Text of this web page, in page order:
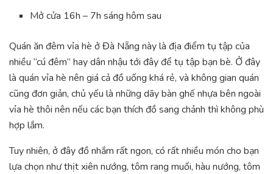
Mở cửa 16h – 7h sáng hôm sau
Quán ăn đêm vỉa hè ở Đà Nẵng này là địa điểm tụ tập của
nhiều “cú đêm” hay dân nhậu tới đây để tụ tập bạn bè. Ở đây
là quán vỉa hè nên giá cả đồ uống khá rẻ, và không gian quán
cũng đơn giản, chủ yếu là những dãy bàn ghế nhựa bên ngoài
vỉa hè thôi nên nếu các bạn thích đồ sang chảnh thì không phù
hợp lắm.
Tuy nhiên, ở đây đồ nhắm rất ngon, có rất nhiều món cho bạn
lựa chọn như thịt xiên nướng, tôm rang muối, hàu nướng, tôm